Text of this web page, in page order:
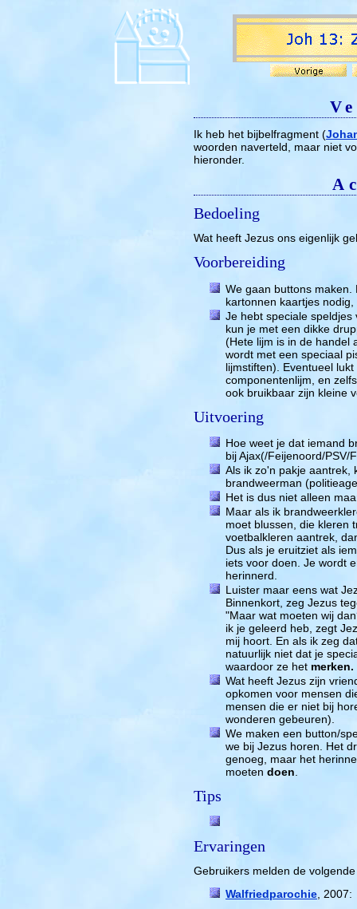
Ik heb het bijbelfragment (
woorden naverteld, maar niet
hieronder.
Bedoeling
Wat heeft Jezus ons eigenlijk
Voorbereiding
We gaan buttons
kartonnen kaartjes
Je hebt speciale
kun je met een dikke
(Hete lijm is in de handel
wordt met een speciaal
lijmstiften). Eventueel
componentenlijm, en
ook bruikbaar zijn kleine
Uitvoering
Hoe weet je dat iemand
bij Ajax(/Feijenoord/PSV/
Als ik zo'n pakje aantrek,
brandweerman
Het is dus niet alleen
Maar als ik
moet blussen, die kleren
voetbalkleren aantrek,
Dus als je eruitziet als
iets voor doen. Je wordt
herinnerd.
Luister maar eens wat
Binnenkort, zeg Jezus
"Maar wat moeten wij
ik je geleerd heb, zegt
mij hoort. En als ik zeg
natuurlijk niet dat je
waardoor ze het merken.
Wat heeft Jezus zijn
opkomen voor mensen
mensen die er niet bij
wonderen gebeuren).
We maken een button/
we bij Jezus horen. Het
genoeg, maar het
moeten doen
Tips
Ervaringen
Gebruikers melden de
Walfriedparochie,